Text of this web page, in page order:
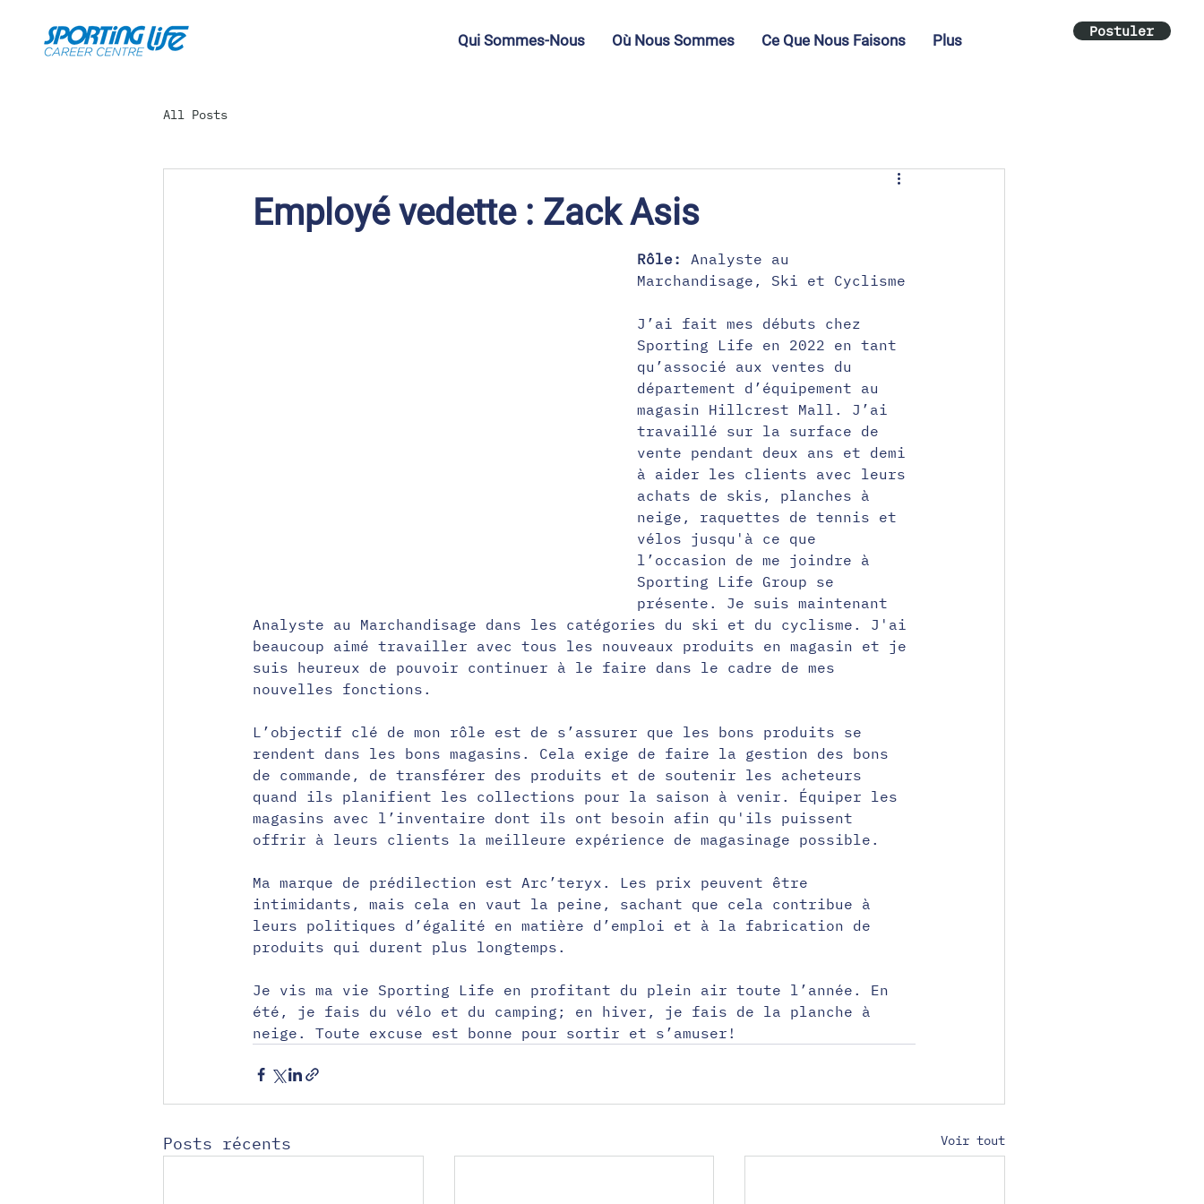
Qui Sommes-Nous Où Nous Sommes Ce Que Nous Faisons Plus
Postuler
All Posts
Employé vedette : Zack Asis
Rôle: Analyste au
Marchandisage, Ski et Cyclisme
J’ai fait mes débuts chez
Sporting Life en 2022 en tant
qu’associé aux ventes du
département d’équipement au
magasin Hillcrest Mall. J’ai
travaillé sur la surface de
vente pendant deux ans et demi
à aider les clients avec leurs
achats de skis, planches à
neige, raquettes de tennis et
vélos jusqu'à ce que
l’occasion de me joindre à
Sporting Life Group se
présente. Je suis maintenant
Analyste au Marchandisage dans les catégories du ski et du cyclisme. J'ai
beaucoup aimé travailler avec tous les nouveaux produits en magasin et je
suis heureux de pouvoir continuer à le faire dans le cadre de mes
nouvelles fonctions.
L’objectif clé de mon rôle est de s’assurer que les bons produits se
rendent dans les bons magasins. Cela exige de faire la gestion des bons
de commande, de transférer des produits et de soutenir les acheteurs
quand ils planifient les collections pour la saison à venir. Équiper les
magasins avec l’inventaire dont ils ont besoin afin qu'ils puissent
offrir à leurs clients la meilleure expérience de magasinage possible.
Ma marque de prédilection est Arc’teryx. Les prix peuvent être
intimidants, mais cela en vaut la peine, sachant que cela contribue à
leurs politiques d’égalité en matière d’emploi et à la fabrication de
produits qui durent plus longtemps.
Je vis ma vie Sporting Life en profitant du plein air toute l’année. En
été, je fais du vélo et du camping; en hiver, je fais de la planche à
neige. Toute excuse est bonne pour sortir et s’amuser!
Posts récents Voir tout